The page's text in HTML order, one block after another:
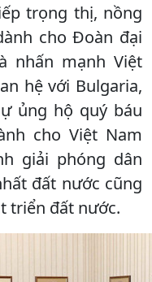
trọng thị, nồng
cho Đoàn đại
nhấn mạnh Việt
hệ với Bulgaria,
ủng hộ quý báu
cho Việt Nam
giải phóng dân
đất nước cũng
triển đất nước.